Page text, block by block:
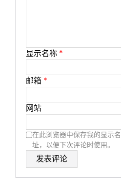
显示名称 *
邮箱 *
网站
在此浏览器中保存我的显示
址，以便下次评论时使用。